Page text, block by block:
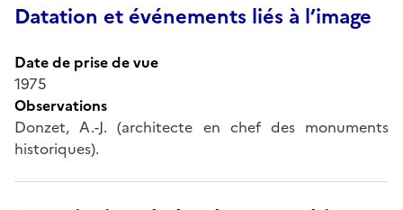
Datation et événements liés à l’image
Date de prise de vue
1975
Observations
Donzet, A.-J. (architecte en chef des monuments
historiques).